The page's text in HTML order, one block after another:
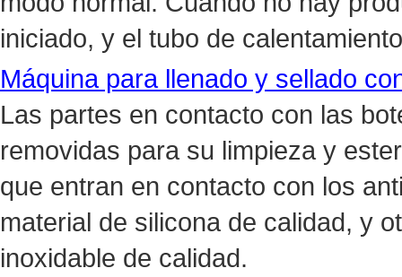
iniciado, y el tubo de
Máquina para llenado y sellado
Las partes en contacto con las
removidas para su limpieza y
que entran en contacto con los
material de silicona de calidad, y
inoxidable de calidad.